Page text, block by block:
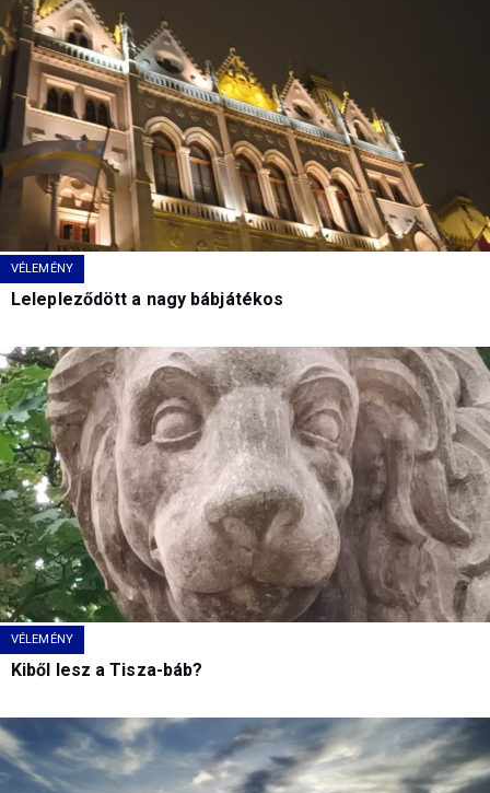
VÉLEMÉNY
Lelepleződött a nagy bábjátékos
VÉLEMÉNY
Kiből lesz a Tisza-báb?